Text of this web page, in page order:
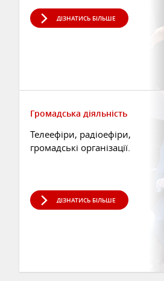
ДІЗНАТИСЬ БІЛЬШЕ
Громадська діяльність
Телеефіри, радіоефіри,
громадські організації.
ДІЗНАТИСЬ БІЛЬШЕ